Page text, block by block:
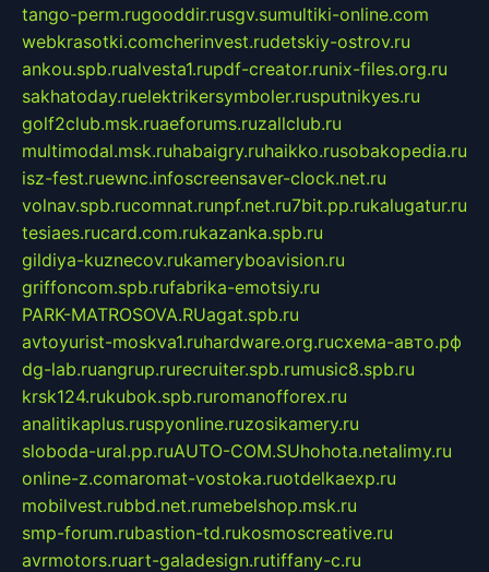
tango-perm.rugooddir.rusgv.sumultiki-online.com
webkrasotki.comcherinvest.rudetskiy-ostrov.ru
ankou.spb.rualvesta1.rupdf-creator.runix-files.org.ru
sakhatoday.ruelektrikersymboler.rusputnikyes.ru
golf2club.msk.ruaeforums.ruzallclub.ru
multimodal.msk.ruhabaigry.ruhaikko.rusobakopedia.ru
isz-fest.ruewnc.infoscreensaver-clock.net.ru
volnav.spb.rucomnat.runpf.net.ru7bit.pp.rukalugatur.ru
tesiaes.rucard.com.rukazanka.spb.ru
gildiya-kuznecov.rukameryboavision.ru
griffoncom.spb.rufabrika-emotsiy.ru
PARK-MATROSOVA.RUagat.spb.ru
avtoyurist-moskva1.ruhardware.org.ruсхема-авто.рф
dg-lab.ruangrup.rurecruiter.spb.rumusic8.spb.ru
krsk124.rukubok.spb.ruromanofforex.ru
analitikaplus.ruspyonline.ruzosikamery.ru
sloboda-ural.pp.ruAUTO-COM.SUhohota.netalimy.ru
online-z.comaromat-vostoka.ruotdelkaexp.ru
mobilvest.rubbd.net.rumebelshop.msk.ru
smp-forum.rubastion-td.rukosmoscreative.ru
avrmotors.ruart-galadesign.rutiffany-c.ru